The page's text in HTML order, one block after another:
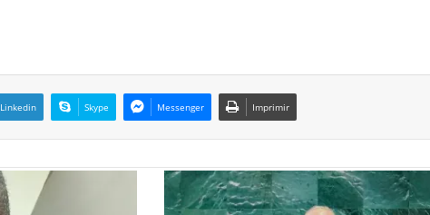
Linkedin Skype Messenger Imprimir
D